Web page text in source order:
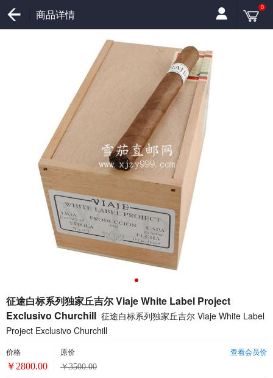
商品详情
0
征途白标系列独家丘吉尔 Viaje White Label Project
Exclusivo Churchill 征途白标系列独家丘吉尔 Viaje White Label
Project Exclusivo Churchill
查看会员价
价格
￥ 2800.00
原价
￥3500.00